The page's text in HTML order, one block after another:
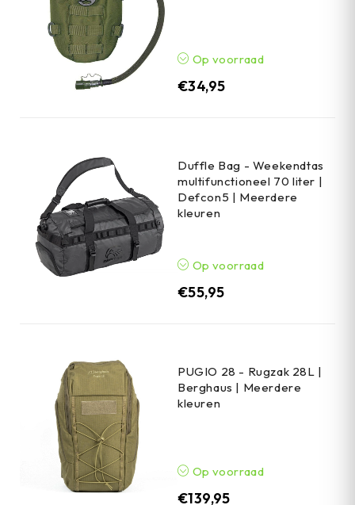
Op voorraad
€34,95
Duffle Bag - Weekendtas
multifunctioneel 70 liter |
Defcon5 | Meerdere
kleuren
Op voorraad
€55,95
PUGIO 28 - Rugzak 28L |
Berghaus | Meerdere
kleuren
Op voorraad
€139,95